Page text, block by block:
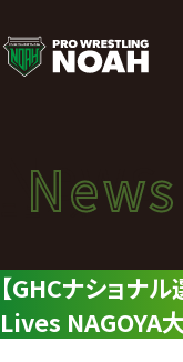
ニ
ュ
ー
ス
|
プ
News
ニュース
News
【GHCナショナ
Lives NAGOYA